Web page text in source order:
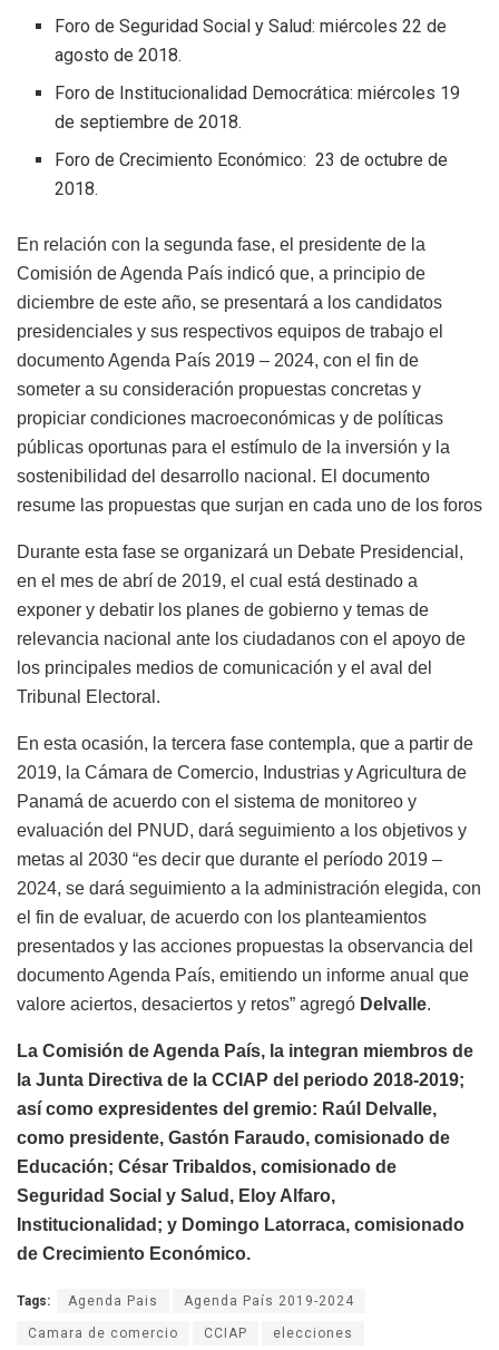
Foro de Seguridad Social y Salud: miércoles 22 de
agosto de 2018.
Foro de Institucionalidad Democrática: miércoles 19
de septiembre de 2018.
Foro de Crecimiento Económico: 23 de octubre de
2018.
En relación con la segunda fase, el presidente de la
Comisión de Agenda País indicó que, a principio de
diciembre de este año, se presentará a los candidatos
presidenciales y sus respectivos equipos de trabajo el
documento Agenda País 2019 – 2024, con el fin de
someter a su consideración propuestas concretas y
propiciar condiciones macroeconómicas y de políticas
públicas oportunas para el estímulo de la inversión y la
sostenibilidad del desarrollo nacional. El documento
resume las propuestas que surjan en cada uno de los foros
Durante esta fase se organizará un Debate Presidencial,
en el mes de abrí de 2019, el cual está destinado a
exponer y debatir los planes de gobierno y temas de
relevancia nacional ante los ciudadanos con el apoyo de
los principales medios de comunicación y el aval del
Tribunal Electoral.
En esta ocasión, la tercera fase contempla, que a partir de
2019, la Cámara de Comercio, Industrias y Agricultura de
Panamá de acuerdo con el sistema de monitoreo y
evaluación del PNUD, dará seguimiento a los objetivos y
metas al 2030 “es decir que durante el período 2019 –
2024, se dará seguimiento a la administración elegida, con
el fin de evaluar, de acuerdo con los planteamientos
presentados y las acciones propuestas la observancia del
documento Agenda País, emitiendo un informe anual que
valore aciertos, desaciertos y retos” agregó Delvalle.
La Comisión de Agenda País, la integran miembros de
la Junta Directiva de la CCIAP del periodo 2018-2019;
así como expresidentes del gremio: Raúl Delvalle,
como presidente, Gastón Faraudo, comisionado de
Educación; César Tribaldos, comisionado de
Seguridad Social y Salud, Eloy Alfaro,
Institucionalidad; y Domingo Latorraca, comisionado
de Crecimiento Económico.
Tags: Agenda Pais Agenda País 2019-2024
Camara de comercio CCIAP elecciones